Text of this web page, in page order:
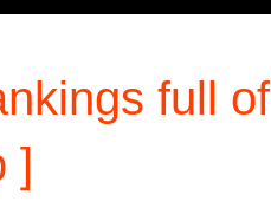
full of
]